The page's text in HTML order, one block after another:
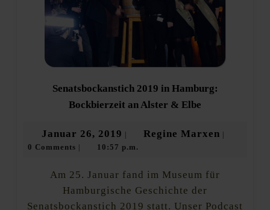
Senatsbockanstich 2019 in Hamburg:
Bockbierzeit an Alster & Elbe
Hamburg:
Alster
Elbe
Januar 26, 2019 Januar
26,
| Regine Marxen Regine
|
0 Comments | 10:57 p.m.
Am 25. Januar fand im Museum für
Hamburgische Geschichte der
Senatsbockanstich 2019 statt. Unser Podcast